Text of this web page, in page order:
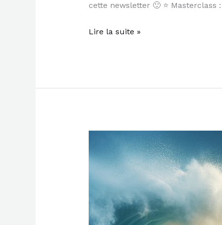
cette newsletter 🙂 ⭐
Lire la suite »
les
bonnes
résolutions,
comment